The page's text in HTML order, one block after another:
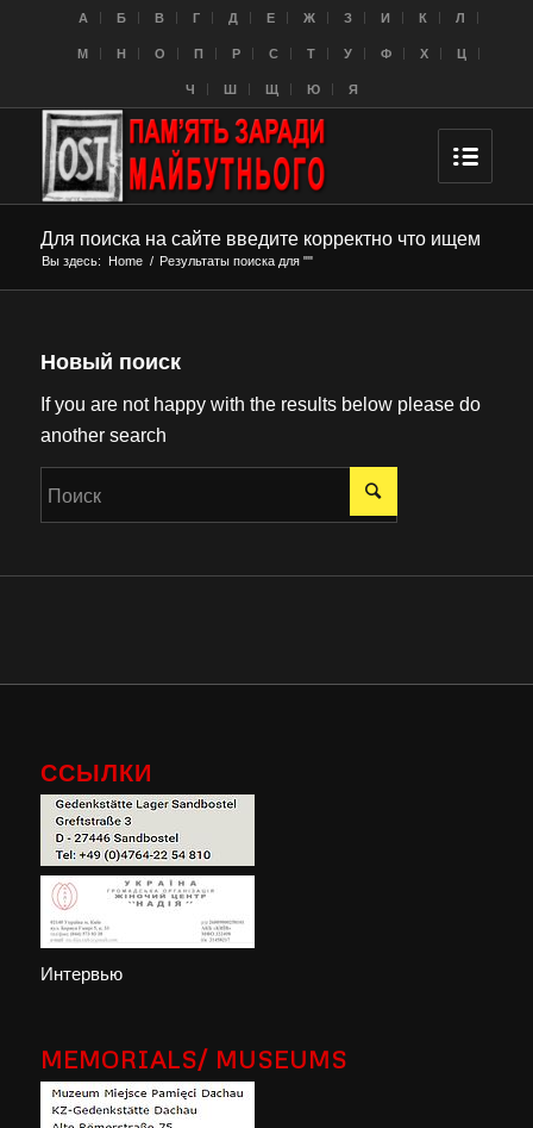
A Б В Г Д Е Ж З И К Л
M Н О П Р С Т У Ф Х Ц
Ч Ш Щ Ю Я
Для поиска на сайте введите корректно что ищем
Вы здесь: Home / Результаты поиска для ""
Новый поиск
If you are not happy with the results below please do
another search
ССЫЛКИ
Интервью
MEMORIALS/ MUSEUMS